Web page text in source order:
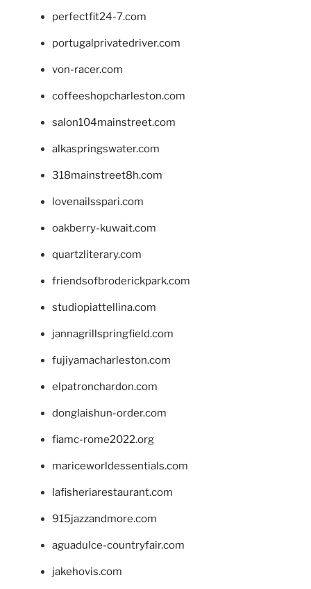
perfectfit24-7.com
portugalprivatedriver.com
von-racer.com
coffeeshopcharleston.com
salon104mainstreet.com
alkaspringswater.com
318mainstreet8h.com
lovenailsspari.com
oakberry-kuwait.com
quartzliterary.com
friendsofbroderickpark.com
studiopiattellina.com
jannagrillspringfield.com
fujiyamacharleston.com
elpatronchardon.com
donglaishun-order.com
fiamc-rome2022.org
mariceworldessentials.com
lafisheriarestaurant.com
915jazzandmore.com
aguadulce-countryfair.com
jakehovis.com